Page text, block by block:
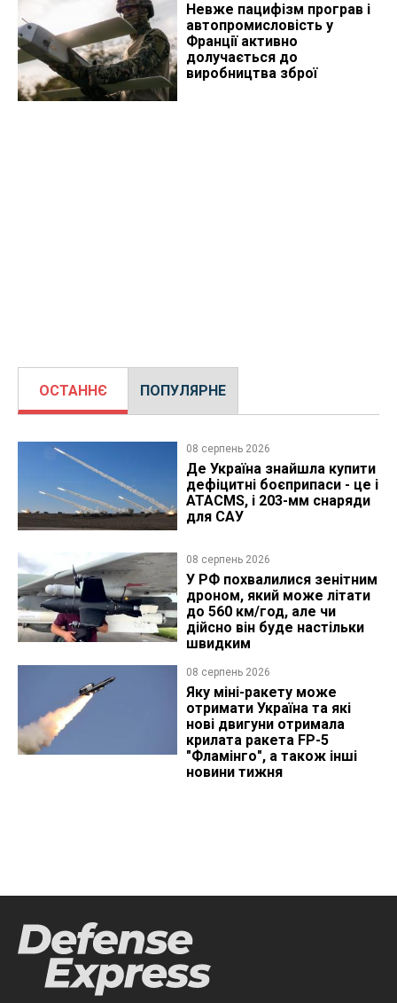
Невже пацифізм програв і
автопромисловість у
Франції активно
долучається до
виробництва зброї
ОСТАННЄ ПОПУЛЯРНЕ
08 серпень 2026
Де Україна знайшла купити
дефіцитні боєприпаси - це і
ATACMS, і 203-мм снаряди
для САУ
08 серпень 2026
У РФ похвалилися зенітним
дроном, який може літати
до 560 км/год, але чи
дійсно він буде настільки
швидким
08 серпень 2026
Яку міні-ракету може
отримати Україна та які
нові двигуни отримала
крилата ракета FP-5
"Фламінго", а також інші
новини тижня